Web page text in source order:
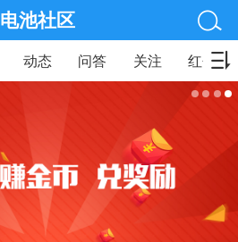
电池社区
动态 问答 关注 红包